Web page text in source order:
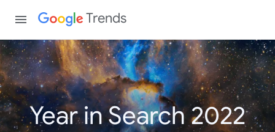
Trends
Year in Search 2022